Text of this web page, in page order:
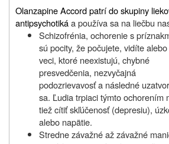
Olanzapine Accord patrí do skupiny
antipsychotikáa používa sa na liečbu
Schizofrénia, ochorenie s
sú pocity, že počujete, vidíte
veci, ktoré neexistujú, chybné
presvedčenia, nezvyčajná
podozrievavosť a následné
sa. Ľudia trpiaci týmto ochorením
tiež cítiť skľúčenosť (depresiu),
alebo napätie.
Stredne závažné až závažné